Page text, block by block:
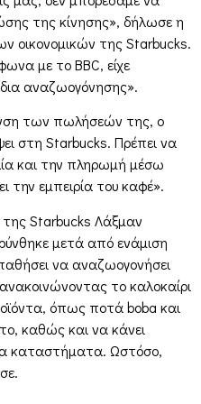
της κίνησης», δήλωσε η
οικονομικών της Starbucks.
με το BBC, είχε
αναζωογόνησης».
των πωλήσεών της, ο
στη Starbucks. Πρέπει να
και την πληρωμή μέσω
την εμπειρία του καφέ».
Starbucks Λάξμαν
μετά από ενάμιση
να αναζωογονήσει
το καλοκαίρι
όπως ποτά boba και
καθώς και να κάνει
καταστήματα. Ωστόσο,